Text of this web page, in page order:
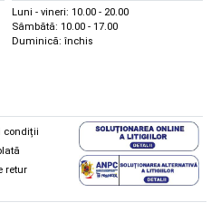
Luni - vineri: 10.00 - 20.00
Sâmbătă: 10.00 - 17.00
Duminică: închis
condiții
retur